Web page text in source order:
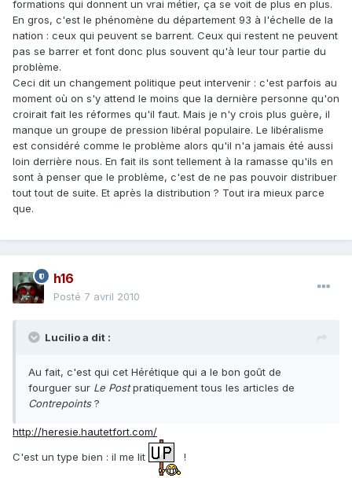
formations qui donnent un vrai métier, ça se voit de plus en plus.
En gros, c'est le phénomène du département 93 à l'échelle de la
nation : ceux qui peuvent se barrent. Ceux qui restent ne peuvent
pas se barrer et font donc plus souvent qu'à leur tour partie du
problème.
Ceci dit un changement politique peut intervenir : c'est parfois au
moment où on s'y attend le moins que la dernière personne qu'on
croirait fait les réformes qu'il faut. Mais je n'y crois plus guère, il
manque un groupe de pression libéral populaire. Le libéralisme
est considéré comme le problème alors qu'il n'a jamais été aussi
loin derrière nous. En fait ils sont tellement à la ramasse qu'ils en
sont à penser que le problème, c'est de ne pas pouvoir distribuer
tout tout de suite. Et après la distribution ? Tout ira mieux parce
que.
h16
Posté 7 avril 2010
Lucilio a dit :
Au fait, c'est qui cet Hérétique qui a le bon goût de
fourguer sur Le Postpratiquement tous les articles de
Contrepoints?
http://heresie.hautetfort.com/
C'est un type bien : il me lit
!